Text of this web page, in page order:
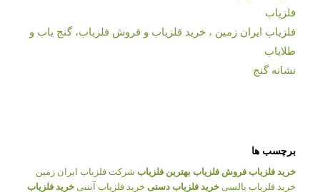
فلزیاب
فلزیاب ایران زمین ، خرید فلزیاب و فروش فلزیاب، گنج یاب و
طلایاب
نشانه گنج
برچسب ها
خرید فلزیاب فروش فلزیاب بهترین فلزیاب شرکت فلزیاب ایران زمین
خرید فلزیاب پالسی خرید فلزیاب دستی خرید فلزیاب آنتنی خرید فلزیاب